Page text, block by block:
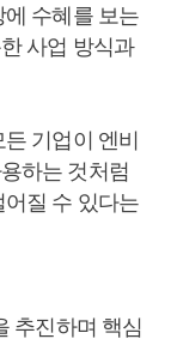
수혜를 보는
사업 방식과
기업이 엔비
하는 것처럼
질 수 있다는
추진하며 핵심